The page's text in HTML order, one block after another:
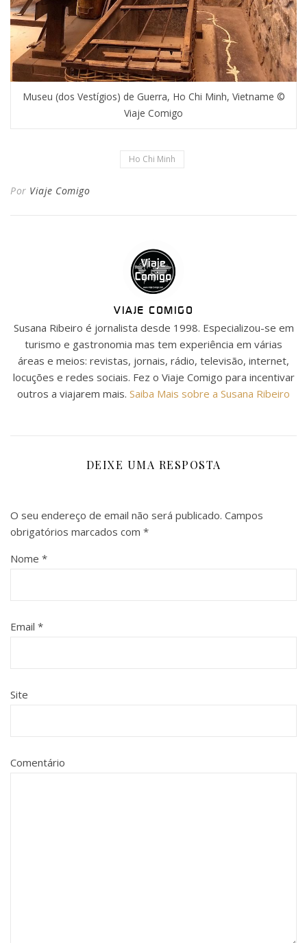
Museu (dos Vestígios) de Guerra, Ho Chi Minh, Vietname ©
Viaje Comigo
Ho Chi Minh
Por Viaje Comigo
VIAJE COMIGO
Susana Ribeiro é jornalista desde 1998. Especializou-se em
turismo e gastronomia mas tem experiência em várias
áreas e meios: revistas, jornais, rádio, televisão, internet,
locuções e redes sociais. Fez o Viaje Comigo para incentivar
outros a viajarem mais. Saiba Mais sobre a Susana Ribeiro
DEIXE UMA RESPOSTA
O seu endereço de email não será publicado. Campos
obrigatórios marcados com *
Nome *
Email *
Site
Comentário